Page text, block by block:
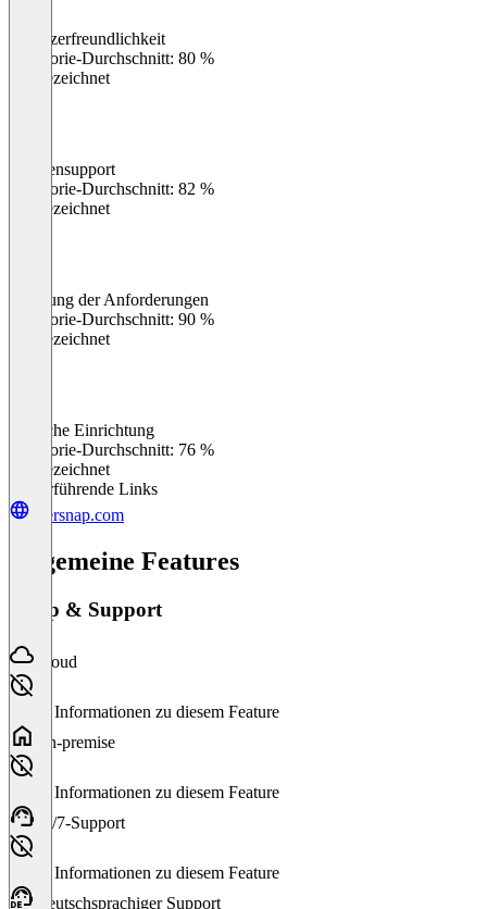
Benutzerfreundlichkeit
Kategorie-Durchschnitt: 80 %
Ausgezeichnet
Kundensupport
Kategorie-Durchschnitt: 82 %
Ausgezeichnet
Erfüllung der Anforderungen
Kategorie-Durchschnitt: 90 %
Ausgezeichnet
Einfache Einrichtung
Kategorie-Durchschnitt: 76 %
Ausgezeichnet
Weiterführende Links
usersnap.com
Allgemeine Features
Setup & Support
Cloud
Keine Informationen zu diesem Feature
On-premise
Keine Informationen zu diesem Feature
24/7-Support
Keine Informationen zu diesem Feature
Deutschsprachiger Support